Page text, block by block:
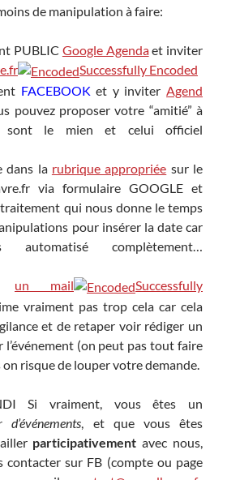
de manipulation à faire:
PUBLIC Google Agendaet inviter
Successfully Encoded
FACEBOOK et y inviterAgend
pouvez proposer votre “amitié” à
sont le mien et celui officiel
dans la rubrique appropriée sur le
via formulaire GOOGLE et
qui nous donne le temps
pour insérer la date car
complètement…
un mail
Successfully
vraiment pas trop cela car cela
et de retaper voir rédiger un
(on peut pas tout faire
risque de louper votre demande.
Si vraiment, vous êtes un
, et que vous êtes
participativement avec nous,
contacter sur FB (compte ou page